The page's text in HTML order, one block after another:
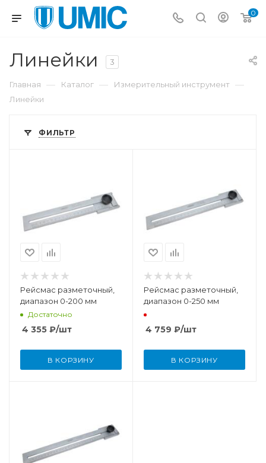
0
Линейки 3
Главная — Каталог — Измерительный инструмент —
Линейки
ФИЛЬТР
Рейсмас разметочный,
диапазон 0-200 мм
Достаточно
4 355 ₽/шт
В КОРЗИНУ
Рейсмас разметочный,
диапазон 0-250 мм
4 759 ₽/шт
В КОРЗИНУ